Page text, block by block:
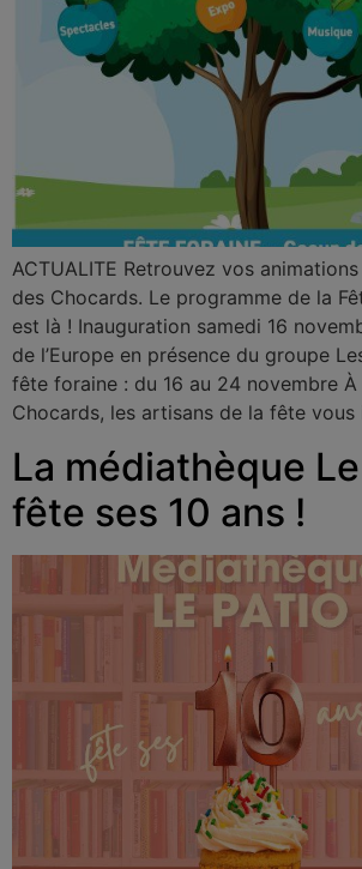
ACTUALITE Retrouvez vos
des Chocards. Le programme de la
est là ! Inauguration samedi 16
de l’Europe en présence du groupe
fête foraine : du 16 au 24 novembre À
Chocards, les artisans de la fête
La médiathèque
fête ses 10 ans !